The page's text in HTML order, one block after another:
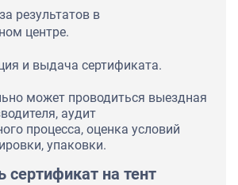
результатов в
центре.
и выдача сертификата.
может проводиться выездная
аудит
процесса, оценка условий
упаковки.
сертификат на тент